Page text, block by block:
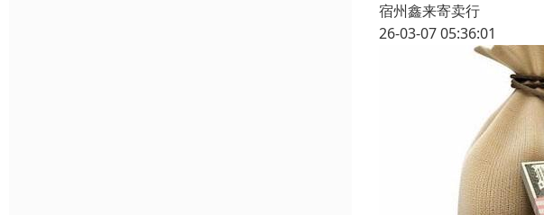
宿州鑫来寄卖行
26-03-07 05:36:01